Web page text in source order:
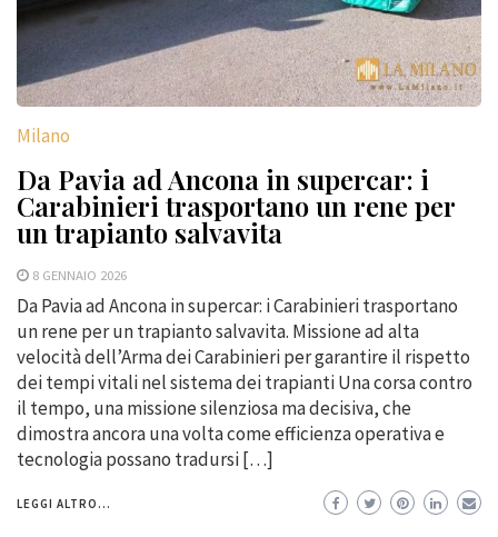
Milano
Da Pavia ad Ancona in supercar: i
Carabinieri trasportano un rene per
un trapianto salvavita
8 GENNAIO 2026
Da Pavia ad Ancona in supercar: i Carabinieri trasportano
un rene per un trapianto salvavita. Missione ad alta
velocità dell’Arma dei Carabinieri per garantire il rispetto
dei tempi vitali nel sistema dei trapianti Una corsa contro
il tempo, una missione silenziosa ma decisiva, che
dimostra ancora una volta come efficienza operativa e
tecnologia possano tradursi […]
LEGGI ALTRO...